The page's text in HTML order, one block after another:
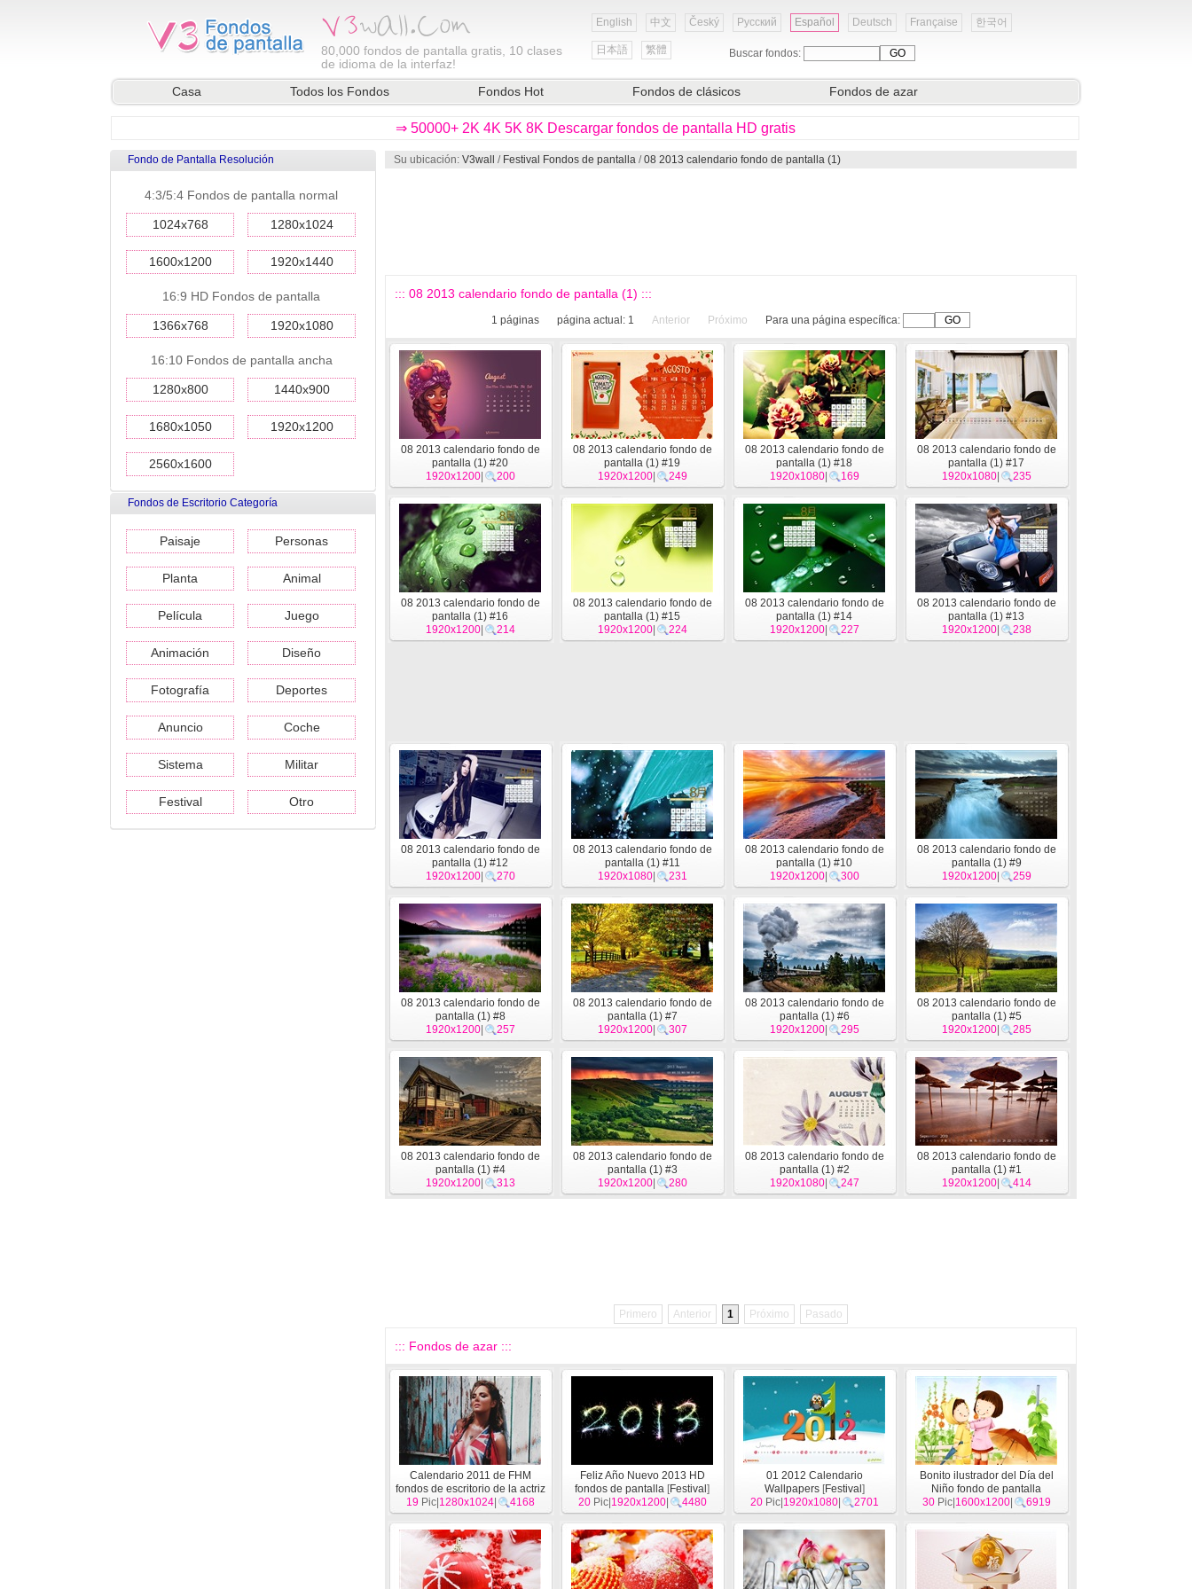
80,000 fondos de pantalla gratis, 10 clases
de idioma de la interfaz!
English 中文 Český Русский Español Deutsch Française 한국어
日本語 繁體 Buscar fondos:
Casa Todos los Fondos Fondos Hot Fondos de clásicos Fondos de azar
⇒ 50000+ 2K 4K 5K 8K Descargar fondos de pantalla HD gratis
Fondo de Pantalla Resolución
4:3/5:4 Fondos de pantalla normal
1024x768 1280x1024
1600x1200 1920x1440
16:9 HD Fondos de pantalla
1366x768 1920x1080
16:10 Fondos de pantalla ancha
1280x800 1440x900
1680x1050 1920x1200
2560x1600
Fondos de Escritorio Categoría
Paisaje Personas
Planta Animal
Película Juego
Animación Diseño
Fotografía Deportes
Anuncio Coche
Sistema Militar
Festival Otro
Su ubicación: V3wall / Festival Fondos de pantalla /08 2013 calendario fondo de pantalla (1)
::: 08 2013 calendario fondo de pantalla (1) :::
1 páginas página actual: 1 Anterior Próximo Para una página específica:
08 2013 calendario fondo de
pantalla (1) #20
1920x1200| 200
08 2013 calendario fondo de
pantalla (1) #19
1920x1200| 249
08 2013 calendario fondo de
pantalla (1) #18
1920x1080| 169
08 2013 calendario fondo de
pantalla (1) #17
1920x1080| 235
08 2013 calendario fondo de
pantalla (1) #16
1920x1200| 214
08 2013 calendario fondo de
pantalla (1) #15
1920x1200| 224
08 2013 calendario fondo de
pantalla (1) #14
1920x1200| 227
08 2013 calendario fondo de
pantalla (1) #13
1920x1200| 238
08 2013 calendario fondo de
pantalla (1) #12
1920x1200| 270
08 2013 calendario fondo de
pantalla (1) #11
1920x1080| 231
08 2013 calendario fondo de
pantalla (1) #10
1920x1200| 300
08 2013 calendario fondo de
pantalla (1) #9
1920x1200| 259
08 2013 calendario fondo de
pantalla (1) #8
1920x1200| 257
08 2013 calendario fondo de
pantalla (1) #7
1920x1200| 307
08 2013 calendario fondo de
pantalla (1) #6
1920x1200| 295
08 2013 calendario fondo de
pantalla (1) #5
1920x1200| 285
08 2013 calendario fondo de
pantalla (1) #4
1920x1200| 313
08 2013 calendario fondo de
pantalla (1) #3
1920x1200| 280
08 2013 calendario fondo de
pantalla (1) #2
1920x1080| 247
08 2013 calendario fondo de
pantalla (1) #1
1920x1200| 414
Primero Anterior 1 Próximo Pasado
::: Fondos de azar :::
Calendario 2011 de FHM
fondos de escritorio de la actriz
(1)[Festival ]
19Pic| 1280x1024| 4168
Feliz Año Nuevo 2013 HD
fondos de pantalla [Festival ]
20Pic| 1920x1200| 4480
01 2012 Calendario
Wallpapers[Festival ]
20Pic| 1920x1080| 2701
Bonito ilustrador del Día del
Niño fondo de pantalla
[Festival]
30Pic| 1600x1200| 6919